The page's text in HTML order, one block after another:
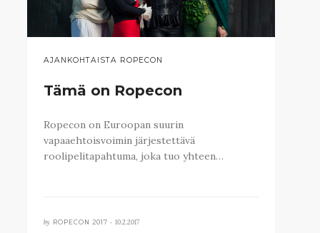
SEARCH
AJANKOHTAISTA ROPECON
Tämä on Ropecon
Ropecon on Euroopan suurin
vapaaehtoisvoimin järjestettävä
roolipelitapahtuma, joka tuo yhteen…
by ROPECON 2017 • 10.2.2017